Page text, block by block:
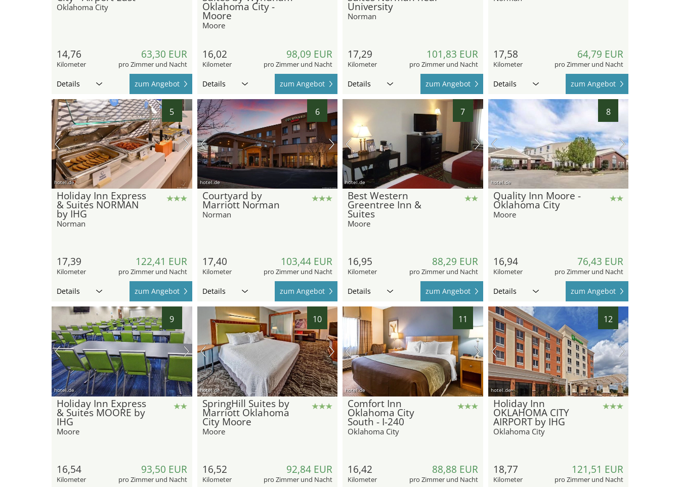
Oklahoma City
14,76
Kilometer
63,30 EUR
pro Zimmer und Nacht
Details zum Angebot
Oklahoma City -
Moore
Moore
16,02
Kilometer
98,09 EUR
pro Zimmer und Nacht
Details zum Angebot
University
Norman
17,29
Kilometer
101,83 EUR
pro Zimmer und Nacht
Details zum Angebot
17,58
Kilometer
64,79 EUR
pro Zimmer und Nacht
Details zum Angebot
5
hotel.de
Holiday Inn Express
& Suites NORMAN
by IHG
Norman
17,39
Kilometer
122,41 EUR
pro Zimmer und Nacht
Details zum Angebot
6
hotel.de
Courtyard by
Marriott Norman
Norman
17,40
Kilometer
103,44 EUR
pro Zimmer und Nacht
Details zum Angebot
7
hotel.de
Best Western
Greentree Inn &
Suites
Moore
16,95
Kilometer
88,29 EUR
pro Zimmer und Nacht
Details zum Angebot
8
hotel.de
Quality Inn Moore -
Oklahoma City
Moore
16,94
Kilometer
76,43 EUR
pro Zimmer und Nacht
Details zum Angebot
9
hotel.de
Holiday Inn Express
& Suites MOORE by
IHG
Moore
16,54
Kilometer
93,50 EUR
pro Zimmer und Nacht
10
hotel.de
SpringHill Suites by
Marriott Oklahoma
City Moore
Moore
16,52
Kilometer
92,84 EUR
pro Zimmer und Nacht
11
hotel.de
Comfort Inn
Oklahoma City
South - I-240
Oklahoma City
16,42
Kilometer
88,88 EUR
pro Zimmer und Nacht
12
hotel.de
Holiday Inn
OKLAHOMA CITY
AIRPORT by IHG
Oklahoma City
18,77
Kilometer
121,51 EUR
pro Zimmer und Nacht